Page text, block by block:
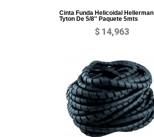
Cinta Funda Helicoidal Hellerman
Tyton De 5/8'' Paquete 5mts
$ 14,963